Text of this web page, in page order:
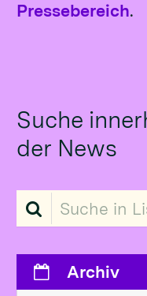
Pressebereich.
Suche
der News
Suche in Liste
Archiv